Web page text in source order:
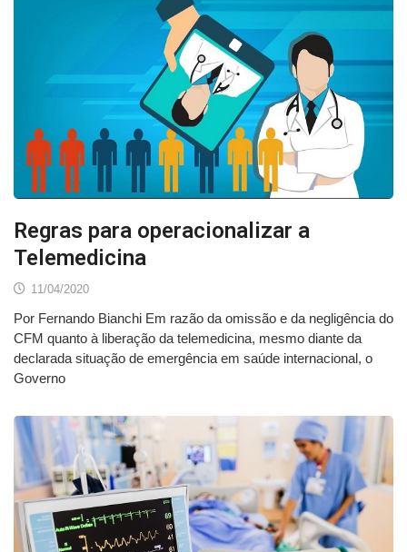
Regras para operacionalizar a
Telemedicina
11/04/2020
Por Fernando Bianchi Em razão da omissão e da negligência do
CFM quanto à liberação da telemedicina, mesmo diante da
declarada situação de emergência em saúde internacional, o
Governo